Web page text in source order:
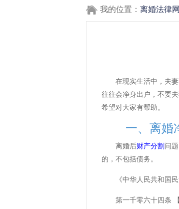
我的位置： 离婚法律网
在现实生活中，夫妻
往往会净身出户，不要
希望对大家有帮助。
一、离婚净
离婚后财产分割 问
的，不包括债务。
《中华人民共和国民
第一千零六十四条 【